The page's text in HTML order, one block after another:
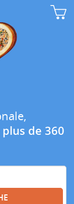
plus de 360